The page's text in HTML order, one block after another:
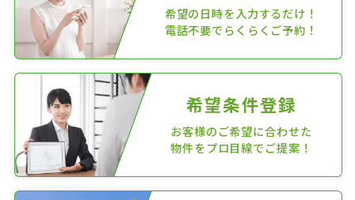
希望の日時を入力するだけ！
電話不要でらくらくご予約！
希望条件登録
お客様のご希望に合わせた
物件をプロ目線でご提案！